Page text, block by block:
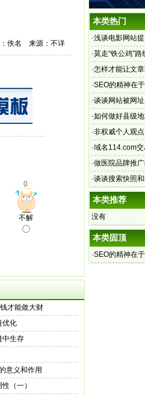
佚名 来源：不详
0
不解
才能敛大财
优化
中生存
意义和作用
（一）
本类热门
·浅谈电影网站
·莫走“铁公鸡”
·怎样才能让文
·SEO的精神在
·谈谈网站被网
·如何做好县级
·非权威个人观
·域名114.com
电信
·做医院品牌推
·谈谈搜索快照
本类推荐
没有
本类固顶
·SEO的精神在